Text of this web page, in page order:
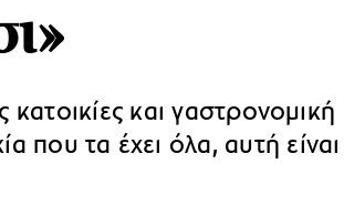
και γαστρονομική
που τα έχει όλα, αυτή